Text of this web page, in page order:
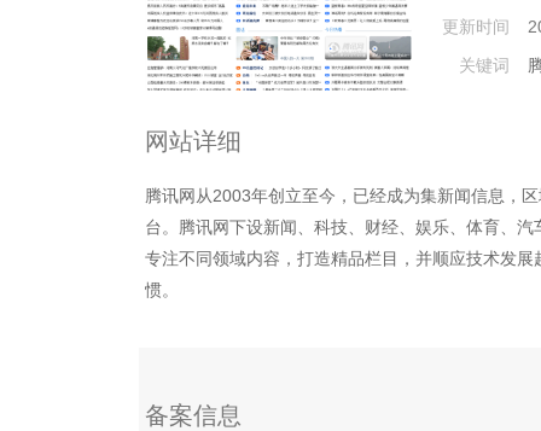
更新时间
关键词
网站详细
腾讯网从2003年创立至今，已经成为集新闻信息，
台。腾讯网下设新闻、科技、财经、娱乐、体育、
专注不同领域内容，打造精品栏目，并顺应技术发
惯。
备案信息